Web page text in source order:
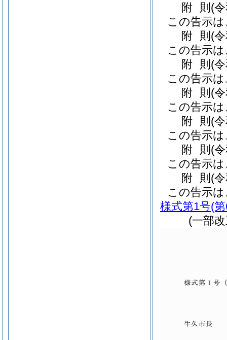
附 則 (
この告示
附 則 (
この告示
附 則 (
この告示
附 則 (
この告示
附 則 (
この告示
附 則 (
この告示
附 則 (
この告示
様式第1号(
(一部